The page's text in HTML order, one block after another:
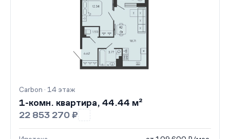
Carbon · 14 этаж
1-комн. квартира, 44.44 м²
22 853 270 ₽